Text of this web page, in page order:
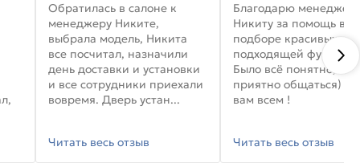
Обратилась в салоне к
менеджеру Никите,
выбрала модель, Никита
все посчитал, назначили
день доставки и установки
и все сотрудники приехали
вовремя. Дверь устан...
Читать весь отзыв
Благодарю
Никиту за помощь в
подборе красивых
подходящей
Было всё понятно, и
приятно общаться)
вам всем !
Читать весь отзыв